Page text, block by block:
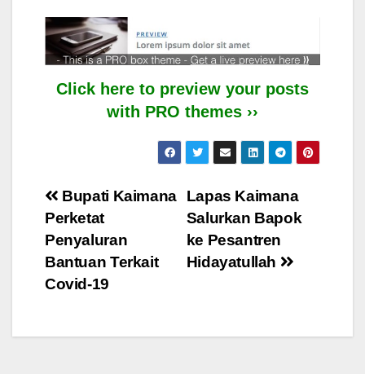
Click here to preview your posts
with PRO themes ››
Post
navigation
Lapas Kaimana
Salurkan Bapok
ke Pesantren
Hidayatullah
Bupati Kaimana
Perketat
Penyaluran
Bantuan Terkait
Covid-19